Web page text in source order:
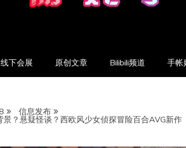
线下会展 原创文章 Bilibili频道 手帐
信息发布
？悬疑怪谈？西欧风少女侦探冒险百合AVG新作